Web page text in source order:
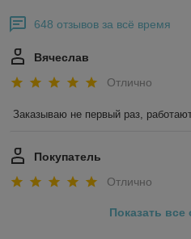
648 отзывов за всё время
Вячеслав
Отлично
Заказываю не первый раз,
Покупатель
Отлично
Показать